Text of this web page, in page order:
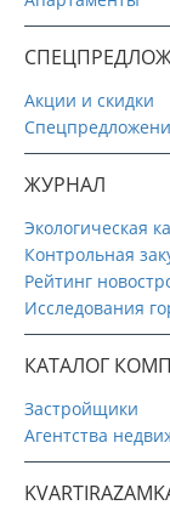
Акции и скидки
ЖУРНАЛ
Экологическая
Контрольная
Рейтинг
Исследования
КАТАЛОГ
Застройщики
Агентства